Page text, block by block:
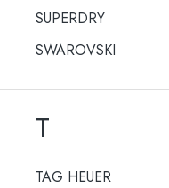
SUPERDRY
SWAROVSKI
T
TAG HEUER